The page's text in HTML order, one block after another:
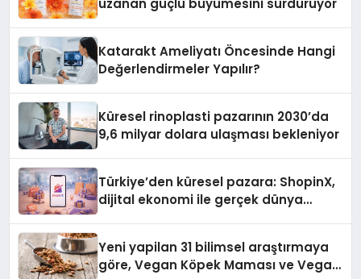
uzanan güçlü büyümesini sürdürüyor
Katarakt Ameliyatı Öncesinde Hangi
Değerlendirmeler Yapılır?
Küresel rinoplasti pazarının 2030’da
9,6 milyar dolara ulaşması bekleniyor
Türkiye’den küresel pazara: ShopinX,
dijital ekonomi ile gerçek dünya
Yeni yapilan 31 bilimsel araştırmaya
göre, Vegan Köpek Maması ve Vegan